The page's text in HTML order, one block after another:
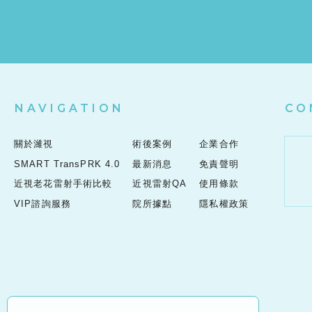
NAVIGATION
關於濰視
SMART TransPRK 4.0
近視老花雷射手術比較
VIP諮詢服務
術後案例
最新消息
近視雷射QA
院所據點
企業合作
免責聲明
使用條款
隱私權政策